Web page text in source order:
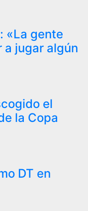
«La gente
a jugar algún
el
la Copa
DT en